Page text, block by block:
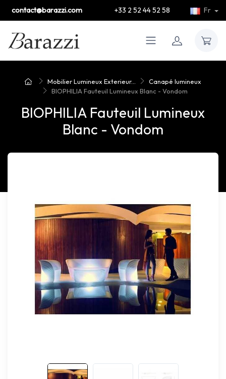
contact@barazzi.com +33 2 52 44 52 58 Fr
Mobilier Lumineux Exterieur...
Canapé lumineux
BIOPHILIA Fauteuil Lumineux Blanc - Vondom
BIOPHILIA Fauteuil Lumineux
Blanc - Vondom